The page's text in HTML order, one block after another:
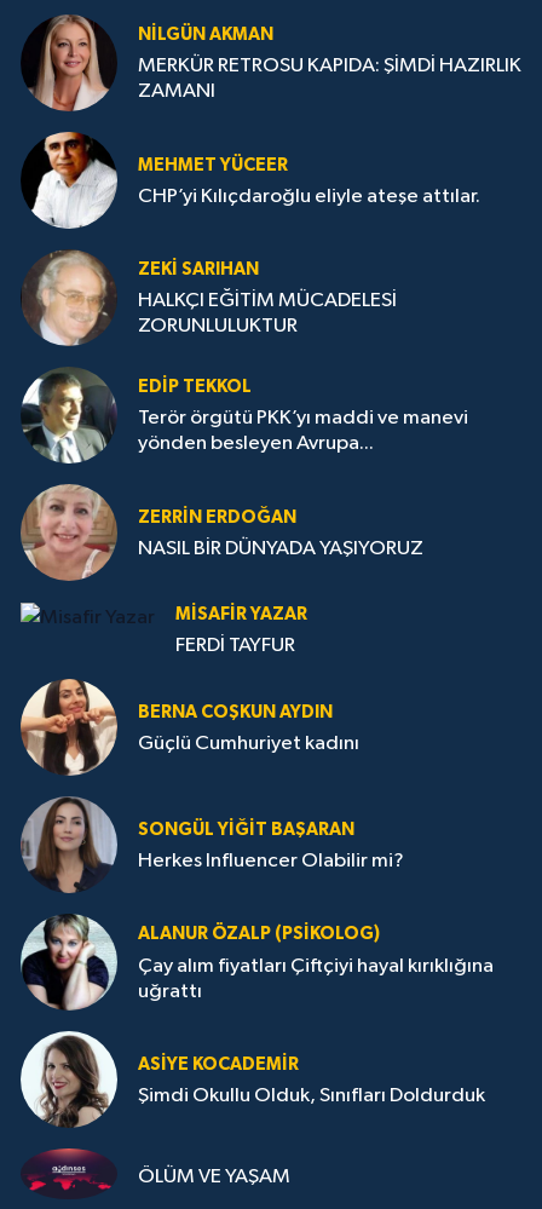
NILGÜN AKMAN
MERKÜR RETROSU KAPIDA: ŞİMDİ HAZIRLIK
ZAMANI
MEHMET YÜCEER
CHP’yi Kılıçdaroğlu eliyle ateşe attılar.
ZEKI SARIHAN
HALKÇI EĞİTİM MÜCADELESİ
ZORUNLULUKTUR
EDIP TEKKOL
Terör örgütü PKK’yı maddi ve manevi
yönden besleyen Avrupa...
ZERRIN ERDOĞAN
NASIL BİR DÜNYADA YAŞIYORUZ
MISAFIR YAZAR
FERDİ TAYFUR
BERNA COŞKUN AYDIN
Güçlü Cumhuriyet kadını
SONGÜL YIĞIT BAŞARAN
Herkes Influencer Olabilir mi?
ALANUR ÖZALP (PSIKOLOG)
Çay alım fiyatları Çiftçiyi hayal kırıklığına
uğrattı
ASIYE KOCADEMİR
Şimdi Okullu Olduk, Sınıfları Doldurduk
ÖLÜM VE YAŞAM